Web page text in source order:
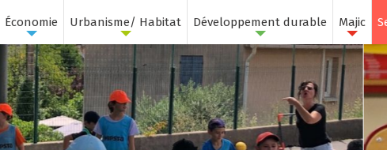
Économie Urbanisme/ Habitat Développement durable Majic